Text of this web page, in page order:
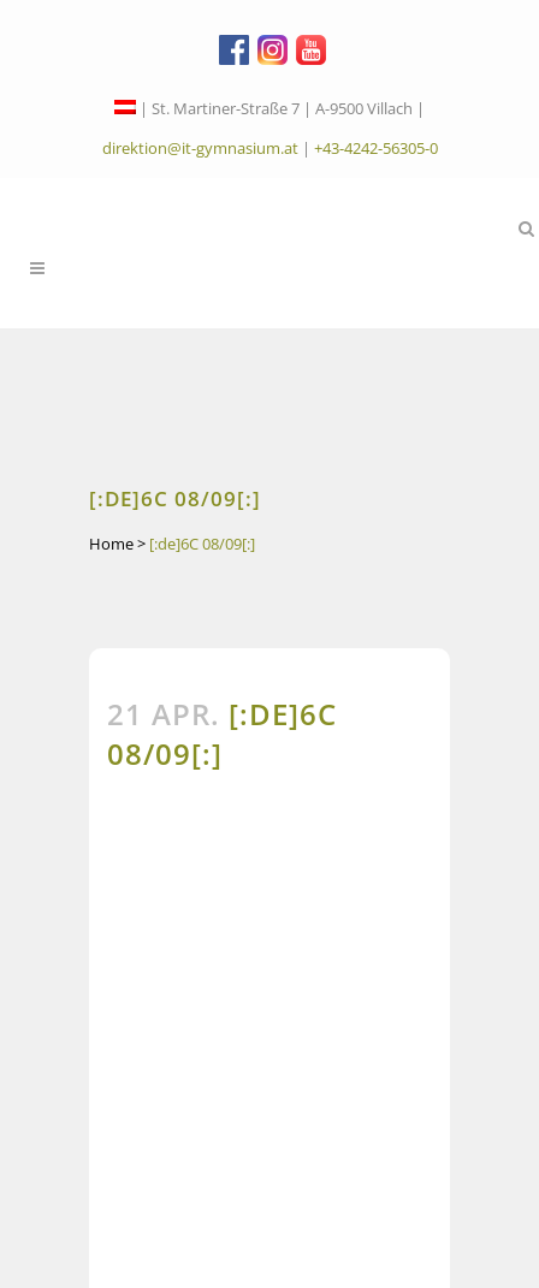
| St. Martiner-Straße 7 | A-9500 Villach |
direktion@it-gymnasium.at| +43-4242-56305-0
[:DE]6C 08/09[:]
Home> [:de]6C 08/09[:]
21 APR. [:DE]6C
08/09[:]